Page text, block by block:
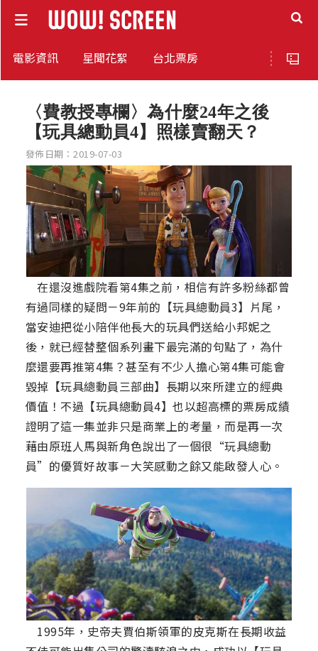
電影資訊 星聞花絮 台北票房
〈費教授專欄〉為什麼24年之後
【玩具總動員4】照樣賣翻天？
發佈日期：2019-07-03
在還沒進戲院看第4集之前，相信有許多粉絲都曾
有過同樣的疑問－9年前的【玩具總動員3】片尾，
當安迪把從小陪伴他長大的玩具們送給小邦妮之
後，就已經替整個系列畫下最完滿的句點了，為什
麼還要再推第4集？甚至有不少人擔心第4集可能會
毀掉【玩具總動員三部曲】長期以來所建立的經典
價值！不過【玩具總動員4】也以超高標的票房成績
證明了這一集並非只是商業上的考量，而是再一次
藉由原班人馬與新角色說出了一個很“玩具總動
員”的優質好故事－大笑感動之餘又能啟發人心。
1995年，史帝夫賈伯斯領軍的皮克斯在長期收益